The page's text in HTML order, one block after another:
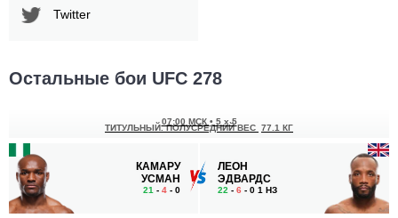
Twitter
Остальные бои UFC 278
КАМАРУ
УСМАН
21 - 4 - 0
07:00 МСК • 5 x 5
ТИТУЛЬНЫЙ. ПОЛУСРЕДНИЙ ВЕС 77.1 КГ
ЛЕОН
ЭДВАРДС
22 - 6 - 0 1 НЗ